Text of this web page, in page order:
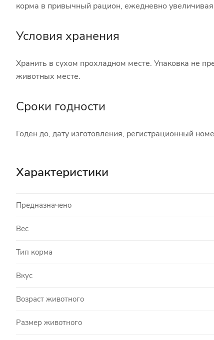
корма в привычный рацион, ежедневно
Условия хранения
Хранить в сухом прохладном месте. Упаковка не
животных месте.
Сроки годности
Годен до, дату изготовления, регистрационный
Характеристики
Предназначено
Вес
Тип корма
Вкус
Возраст животного
Размер животного